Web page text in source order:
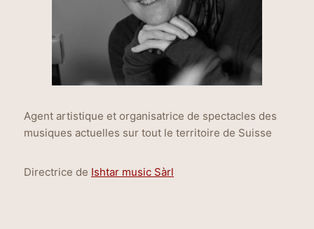
Agent artistique et organisatrice de spectacles des
musiques actuelles sur tout le territoire de Suisse
Directrice de Ishtar music Sàrl